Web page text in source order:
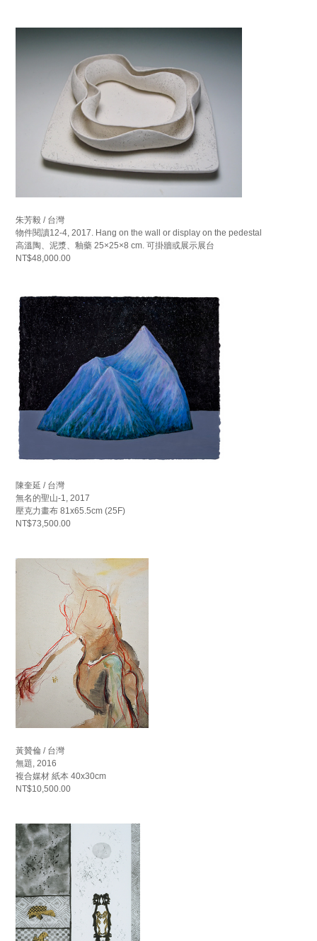
朱芳毅 / 台灣
物件閱讀12-4, 2017. Hang on the wall or display on the pedestal
高溫陶、泥漿、釉藥 25×25×8 cm. 可掛牆或展示展台
NT$48,000.00
陳奎延 / 台灣
無名的聖山-1, 2017
壓克力畫布 81x65.5cm (25F)
NT$73,500.00
黃贊倫 / 台灣
無題, 2016
複合媒材 紙本 40x30cm
NT$10,500.00